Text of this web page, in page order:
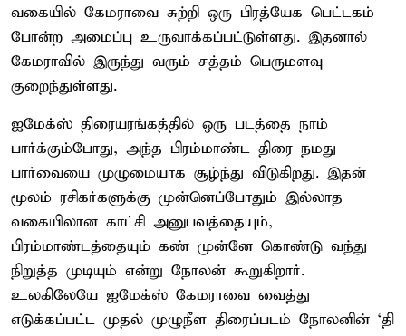
வகையில் கேமராவை சுற்றி ஒரு பிரத்யேக பெட்டகம்
போன்ற அமைப்பு உருவாக்கப்பட்டுள்ளது. இதனால்
கேமராவில் இருந்து வரும் சத்தம் பெருமளவு
குறைந்துள்ளது.
ஐமேக்ஸ் திரையரங்கத்தில் ஒரு படத்தை நாம்
பார்க்கும்போது, அந்த பிரம்மாண்ட திரை நமது
பார்வையை முழுமையாக சூழ்ந்து விடுகிறது. இதன்
மூலம் ரசிகர்களுக்கு முன்னெப்போதும் இல்லாத
வகையிலான காட்சி அனுபவத்தையும்,
பிரம்மாண்டத்தையும் கண் முன்னே கொண்டு வந்து
நிறுத்த முடியும் என்று நோலன் கூறுகிறார்.
உலகிலேயே ஐமேக்ஸ் கேமராவை வைத்து
எடுக்கப்பட்ட முதல் முழுநீள திரைப்படம் நோலனின் ‘தி